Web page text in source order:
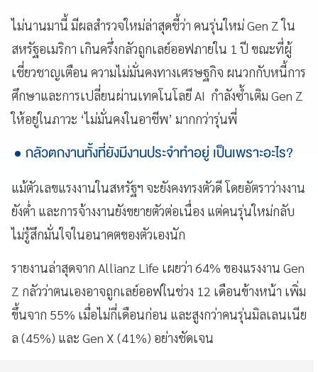
ไม่นานมานี้ มีผลสำรวจใหม่ล่าสุดชี้ว่า คนรุ่นใหม่ Gen Z ใน
สหรัฐอเมริกา เกินครึ่งกลัวถูกเลย์ออฟภายใน 1 ปี ขณะที่ผู้
เชี่ยวชาญเตือน ความไม่มั่นคงทางเศรษฐกิจ ผนวกกับหนี้การ
ศึกษาและการเปลี่ยนผ่านเทคโนโลยี AI กำลังซ้ำเติม Gen Z
ให้อยู่ในภาวะ ‘ไม่มั่นคงในอาชีพ’ มากกว่ารุ่นพี่
กลัวตกงานทั้งที่ยังมีงานประจำทำอยู่ เป็นเพราะอะไร?
แม้ตัวเลขแรงงานในสหรัฐฯ จะยังคงทรงตัวดี โดยอัตราว่างงาน
ยังต่ำ และการจ้างงานยังขยายตัวต่อเนื่อง แต่คนรุ่นใหม่กลับ
ไม่รู้สึกมั่นใจในอนาคตของตัวเองนัก
รายงานล่าสุดจาก Allianz Life เผยว่า 64% ของแรงงาน Gen
Z กลัวว่าตนเองอาจถูกเลย์ออฟในช่วง 12 เดือนข้างหน้า เพิ่ม
ขึ้นจาก 55% เมื่อไม่กี่เดือนก่อน และสูงกว่าคนรุ่นมิลเลนเนีย
ล (45%) และ Gen X (41%) อย่างชัดเจน